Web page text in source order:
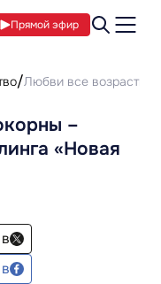
Прямой эфир
Любви все возрасты
–
«Новая